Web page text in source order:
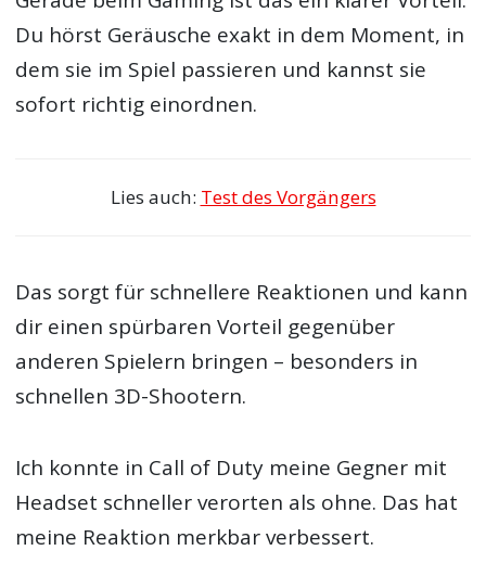
Du hörst Geräusche exakt in dem Moment, in
dem sie im Spiel passieren und kannst sie
sofort richtig einordnen.
Lies auch: Test des Vorgängers
Das sorgt für schnellere Reaktionen und kann
dir einen spürbaren Vorteil gegenüber
anderen Spielern bringen – besonders in
schnellen 3D-Shootern.
Ich konnte in Call of Duty meine Gegner mit
Headset schneller verorten als ohne. Das hat
meine Reaktion merkbar verbessert.